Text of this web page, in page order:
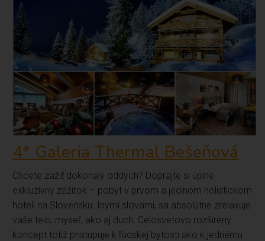
4* Galeria Thermal Bešeňová
Chcete zažiť dokonalý oddych? Doprajte si úplne
exkluzívny zážitok – pobyt v prvom a jedinom holistickom
hoteli na Slovensku. Inými slovami, sa absolútne zrelaxuje
vaše telo, myseľ, ako aj duch. Celosvetovo rozšírený
koncept totiž pristupuje k ľudskej bytosti ako k jednému